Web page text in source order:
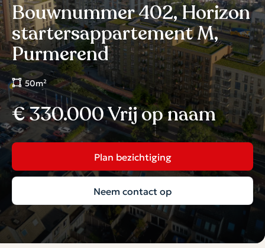
Bouwnummer 402, Horizon
startersappartement M,
Purmerend
50m²
€ 330.000 Vrij op naam
Plan bezichtiging
Neem contact op